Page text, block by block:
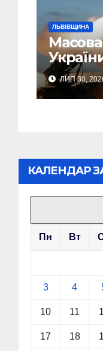
ЛЬВІВЩИНА
У
дві
ЛИП 30,
КАЛЕНДАР
Пн Вт
3 4
10 11
17 18